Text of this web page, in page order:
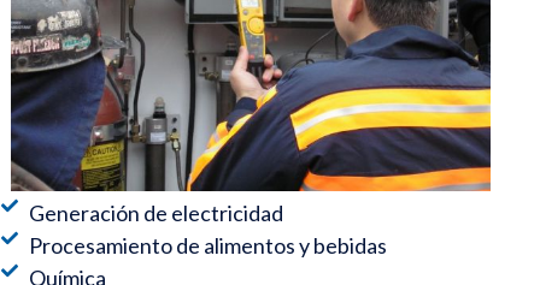
Generación de electricidad
Procesamiento de alimentos y bebidas
Química